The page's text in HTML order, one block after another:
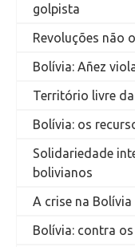
golpista
Revoluções não
Bolívia: Añez
Território livre
Bolívia: os
Solidariedade
bolivianos
A crise na Bolívia
Bolívia: contra